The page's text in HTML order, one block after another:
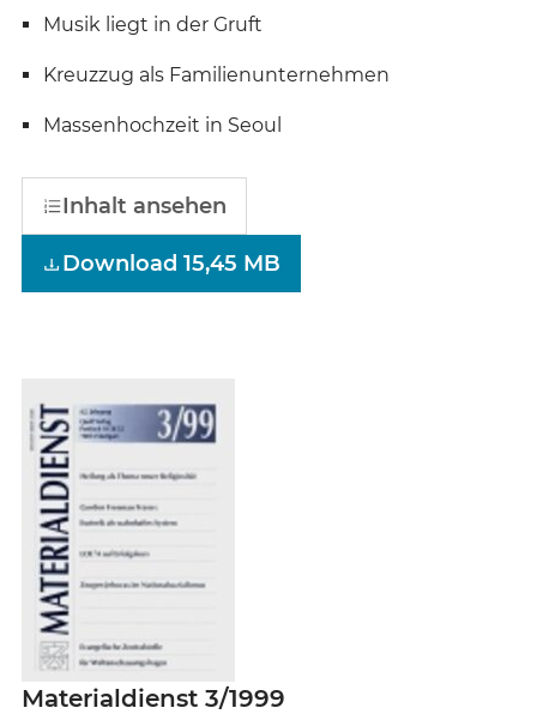
Musik liegt in der Gruft
Kreuzzug als Familienunternehmen
Massenhochzeit in Seoul
Inhalt ansehen
Download 15,45 MB
Materialdienst 3/1999